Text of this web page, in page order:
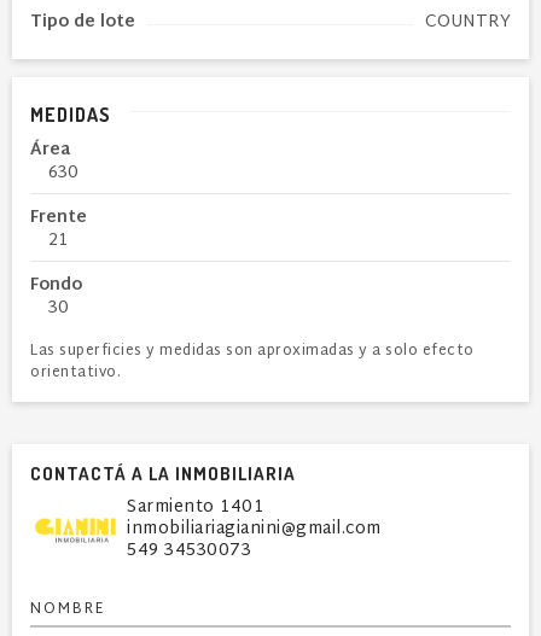
Tipo de lote COUNTRY
MEDIDAS
Área
630
Frente
21
Fondo
30
Las superficies y medidas son aproximadas y a solo efecto
orientativo.
CONTACTÁ A LA INMOBILIARIA
Sarmiento 1401
inmobiliariagianini@gmail.com
549 34530073